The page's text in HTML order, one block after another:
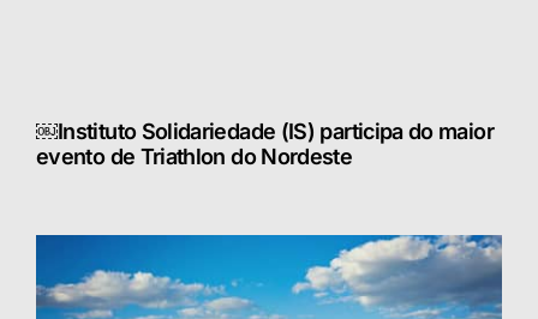
￼Instituto Solidariedade (IS) participa do maior
evento de Triathlon do Nordeste